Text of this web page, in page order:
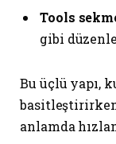
Tools
gibi
Bu üçlü yapı,
basitleştirirken
anlamda